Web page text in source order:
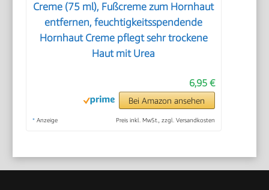
Creme (75 ml), Fußcreme zum Hornhaut
entfernen, feuchtigkeitsspendende
Hornhaut Creme pflegt sehr trockene
Haut mit Urea
6,95 €
Bei Amazon ansehen
* Anzeige Preis inkl. MwSt., zzgl. Versandkosten